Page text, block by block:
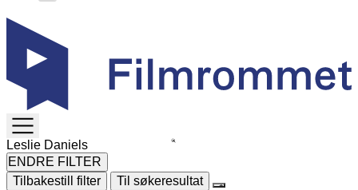
TOGGLE
MENU
ENDRE FILTER
Tilbakestill filter
Til søkeresultat